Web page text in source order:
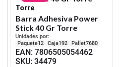
Torre
Barra Adhesiva Power
Stick 40 Gr Torre
Unidades por:
12
192 7680
EAN: 7806505054462
SKU: 34479